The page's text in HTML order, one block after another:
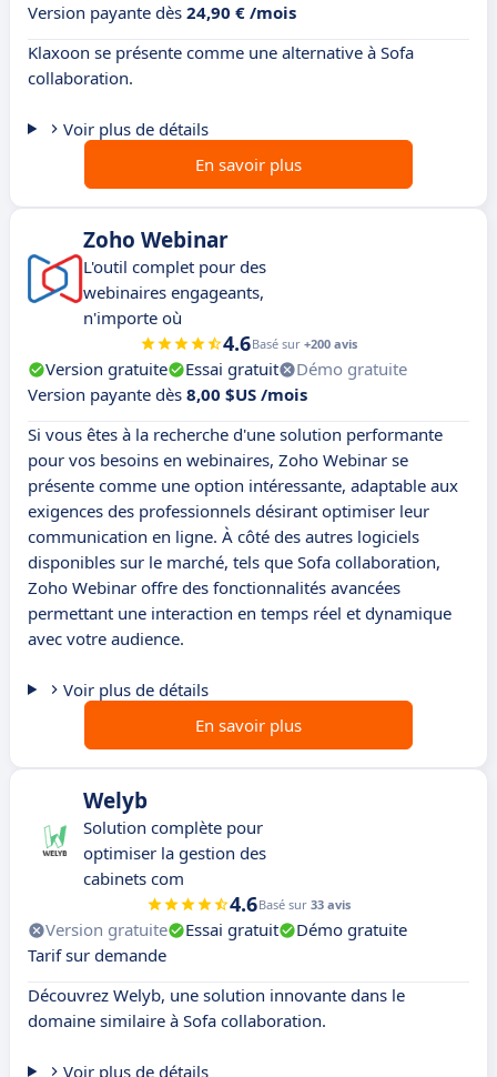
Version payante dès 24,90 € /mois
Klaxoon se présente comme une alternative à Sofa
collaboration.
Voir plus de détails
En savoir plus
Zoho Webinar
L'outil complet pour des
webinaires engageants,
n'importe où
4.6Basé sur +200 avis
Version gratuite Essai gratuit
Démo gratuite
Version payante dès 8,00 $US /mois
Si vous êtes à la recherche d'une solution performante
pour vos besoins en webinaires, Zoho Webinar se
présente comme une option intéressante, adaptable aux
exigences des professionnels désirant optimiser leur
communication en ligne. À côté des autres logiciels
disponibles sur le marché, tels que Sofa collaboration,
Zoho Webinar offre des fonctionnalités avancées
permettant une interaction en temps réel et dynamique
avec votre audience.
Voir plus de détails
En savoir plus
Welyb
Solution complète pour
optimiser la gestion des
cabinets com
4.6Basé sur 33 avis
Version gratuite Essai gratuit
Démo gratuite
Tarif sur demande
Découvrez Welyb, une solution innovante dans le
domaine similaire à Sofa collaboration.
Voir plus de détails